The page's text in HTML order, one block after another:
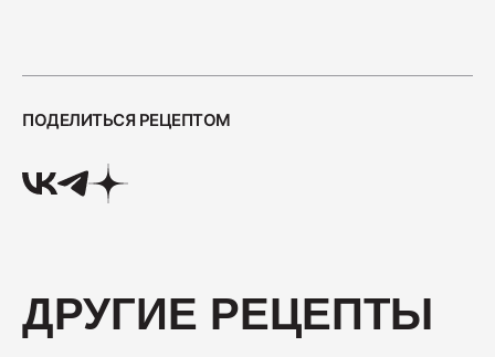
Ветчина "Для тостов"
1700
ПОДЕЛИТЬСЯ РЕЦЕПТОМ
ДРУГИЕ РЕЦЕПТЫ